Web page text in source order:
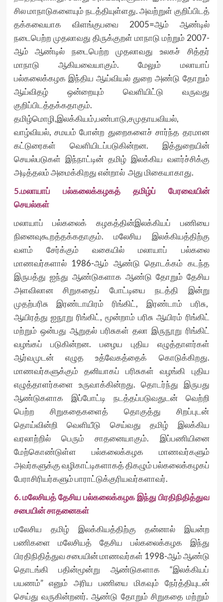
சில மாநாடுகளையும் நடத்தியுள்ளது. அவற்றுள் குறிப்பிடத்
தக்கவையாக விளங்குபவை 2005=ஆம் ஆண்டில்
நடைபெற்ற முதலாவது திருக்குறள் மாநாடு மற்றும் 2007-
ஆம் ஆண்டில் நடைபெற்ற முதலாவது உலகச் சித்தர்
மாநாடு ஆகியவையாகும். மேலும் மலாயாப்
பல்கலைக்கழக இந்திய ஆய்வியல் துறை அண்டு தோறும்
ஆய்விதழ் ஒன்றையும் வெளியிட்டு வருவது
குறிப்பிடத்தக்கதாகும்.
தமிழ்மொழி,இலக்கியம்,பண்பாடு,சமுதாயவியல்,
வாழ்வியல், சமயம் போன்ற துறைகளைச் சார்ந்த தரமான
கட்டுரைகள் வெளியிடப்படுகின்றன. இத்துறையின்
செயல்படுகள் இந்நாட்டின் தமிழ் இலக்கிய வளர்ச்சிக்கு
அடித்தலம் அமைக்கிறது என்றால் அது மிகையாகாது.
5.மலாயாப் பல்கலைக்கழகத் தமிழ்ப் பேரவையின்
செயல்கள்
மலாயாப் பல்கலைக் கழகத்தின்இலக்கியப் பணியை
நினைவுகூறத்தக்கதாகும். மலேசிய இலக்கியத்திற்கு
வளம் சேர்க்கும் வகையில் மலாயாப் பல்கலை
மாணவர்களால் 1986-ஆம் ஆண்டு தொடக்கம் கடந்த
இருபத்து ஐந்து ஆண்டுகளாக ஆண்டு தோறும் தேசிய
அளவிலான சிறுகதைப் போட்டியை நடத்தி இன்று
முதற்பரிசு இரண்டாயிரம் ரிங்கிட், இரண்டாம் பரிசு,
ஆயிரத்து ஐநூறு ரிங்கிட், மூன்றாம் பரிசு ஆயிரம் ரிங்கிட்
மற்றும் ஒன்பது ஆறுதல் பரிசுகள் தலா இருநூறு ரிங்கிட்
வழங்கப் படுகின்றன. பழைய புதிய எழுத்தாளர்கள்
ஆர்வமுடன் எழுத உத்வேகத்தைக் கொடுக்கிறது.
மாணவர்களுக்கும் தனியாகப் பரிசுகள் வழங்கி புதிய
எழுத்தாளர்களை உருவாக்கின்றது. தொடர்ந்து இருபது
ஆண்டுகளாக இப்போட்டி நடத்தப்படுவதுடன் வெற்றி
பெற்ற சிறுகதைகளைத் தொகுத்து சிறப்புடன்
தொய்வின்றி வெளியீடு செய்வது தமிழ் இலக்கிய
வரலாற்றில் பெரும் சாதனையாகும். இப்பணியினை
மேற்கொண்டுள்ள பல்கலைக்கழக மாணவர்களும்
அவர்களுக்கு வழிகாட்டிகளாகத் திகழும் பல்கலைக்கழகப்
பேராசிரியர்களும் பாராட்டுக்குரியவர்களாவர்.
6. மலேசியத் தேசிய பல்கலைக்கழக இந்து பிரதிநிதித்துவ
சபையின் சாதனைகள்
மலேசிய தமிழ் இலக்கியத்திற்கு தன்னால் இயன்ற
பணிகளை மலேசியத் தேசிய பல்கலைக்கழக இந்து
பிரதிநிதித்துவ சபையின் மாணவர்கள் 1998-ஆம் ஆண்டு
தொடங்கி பதின்மூன்று ஆண்டுகளாக “இலக்கியப்
பயணம்” எனும் அரிய பணியை மிகவும் நேர்த்தியுடன்
செய்து வருகின்றனர். ஆண்டு தோறும் சிறுகதை மற்றும்